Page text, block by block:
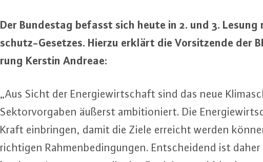
Der Bundestag befasst sich heute in 2. und 3.
schutz-Ge­set­zes. Hierzu erklärt die Vor­sit­zen­de der
rung Kerstin Andreae:
„Aus Sicht der En­er­gie­wirt­schaft sind das neue
Sek­tor­vor­ga­ben äußerst am­bi­tio­niert. Die
Kraft ein­brin­gen, damit die Ziele erreicht werden
richtigen Rah­men­be­din­gun­gen. Ent­schei­dend ist